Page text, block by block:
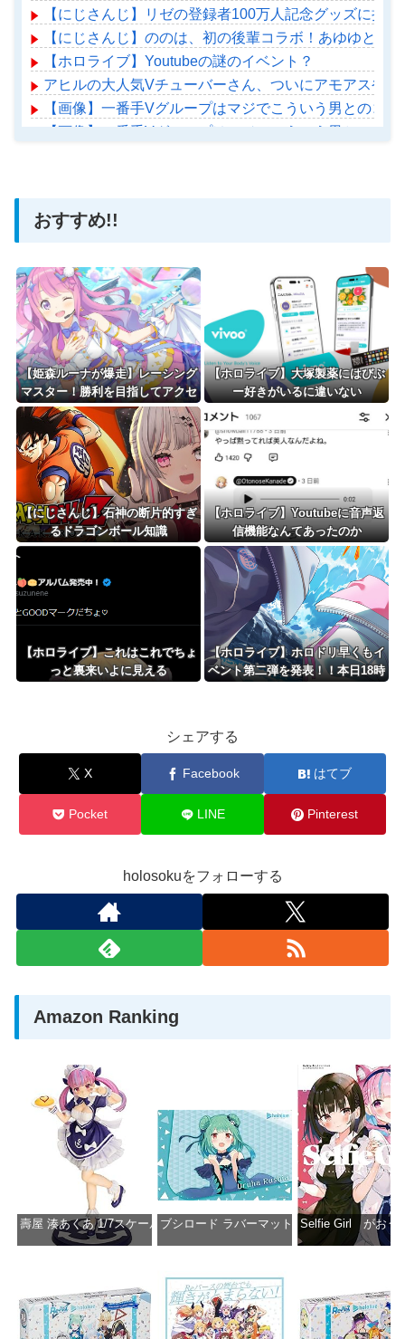
【にじさんじ】リゼの登録者100万人記念グッズに折
【にじさんじ】ののは、初の後輩コラボ！あゆゆとお
【ホロライブ】Youtubeの謎のイベント？
アヒルの大人気Vチューバーさん、ついにアモアスやる
【画像】一番手Vグループはマジでこういう男とのコ
【画像】一番手Vグループはマジでこういう男とのコ
おすすめ!!
【姫森ルーナが爆走】レーシング
マスター！勝利を目指してアクセ
ル全開なのら！！！
【ホロライブ】大塚製薬にはびぶ
ー好きがいるに違いない
【にじさんじ】石神の断片的すぎ
るドラゴンボール知識
【ホロライブ】Youtubeに音声返
信機能なんてあったのか
【ホロライブ】これはこれでちょ
っと裏来いよに見える
【ホロライブ】ホロドリ早くもイ
ベント第二弾を発表！！本日18時
シェアする
X Facebook はてブ
Pocket LINE Pinterest
holosokuをフォローする
Amazon Ranking
壽屋 湊あくあ 1/7スケール PVC製 塗装済み完成品フィギュア PP942
ブシロード ラバーマットコレクション
Selfie Girl がおう